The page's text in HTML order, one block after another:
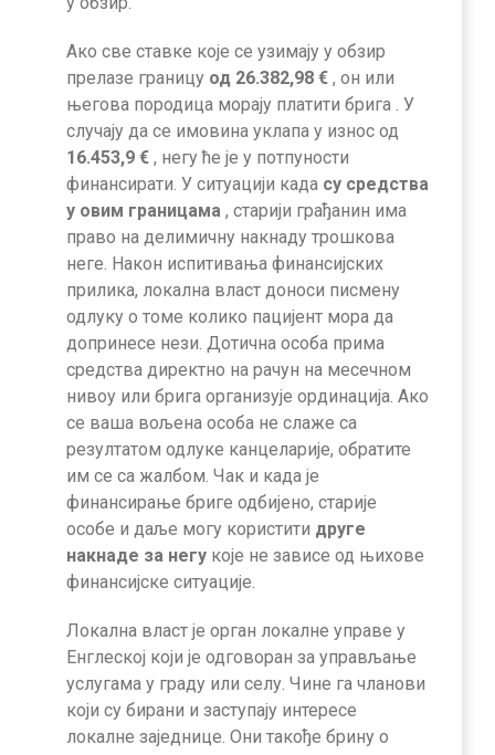
Ако све ставке које се узимају у обзир
прелазе границу од 26.382,98 € , он или
његова породица морају платити брига . У
случају да се имовина уклапа у износ од
16.453,9 € , негу ће је у потпуности
финансирати. У ситуацији када су средства
у овим границама , старији грађанин има
право на делимичну накнаду трошкова
неге. Након испитивања финансијских
прилика, локална власт доноси писмену
одлуку о томе колико пацијент мора да
допринесе нези. Дотична особа прима
средства директно на рачун на месечном
нивоу или брига организује ординација. Ако
се ваша вољена особа не слаже са
резултатом одлуке канцеларије, обратите
им се са жалбом. Чак и када је
финансирање бриге одбијено, старије
особе и даље могу користити друге
накнаде за негу које не зависе од њихове
финансијске ситуације.
Локална власт је орган локалне управе у
Енглеској који је одговоран за управљање
услугама у граду или селу. Чине га чланови
који су бирани и заступају интересе
локалне заједнице. Они такође брину о